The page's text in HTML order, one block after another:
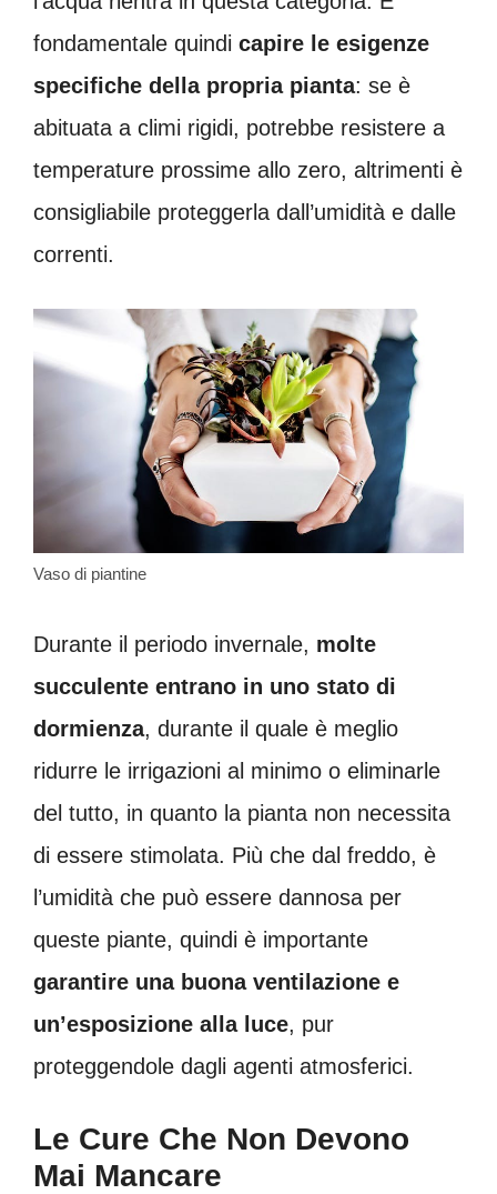
fondamentale quindi capire le esigenze
specifiche della propria pianta: se è
abituata a climi rigidi, potrebbe resistere a
temperature prossime allo zero, altrimenti è
consigliabile proteggerla dall’umidità e dalle
correnti.
Vaso di piantine
Durante il periodo invernale, molte
succulente entrano in uno stato di
dormienza, durante il quale è meglio
ridurre le irrigazioni al minimo o eliminarle
del tutto, in quanto la pianta non necessita
di essere stimolata. Più che dal freddo, è
l’umidità che può essere dannosa per
queste piante, quindi è importante
garantire una buona ventilazione e
un’esposizione alla luce, pur
proteggendole dagli agenti atmosferici.
Le Cure Che Non Devono
Mai Mancare